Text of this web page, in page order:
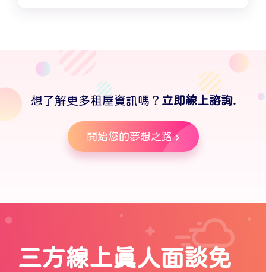
想了解更多租屋資訊嗎？ 立即線上諮詢.
開始您的夢想之路
三方線上真人面談免